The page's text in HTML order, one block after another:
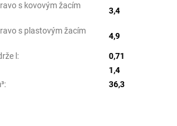
s kovovým žacím
3,4
s plastovým žacím
4,9
l :
0,71
1,4
: 36,3